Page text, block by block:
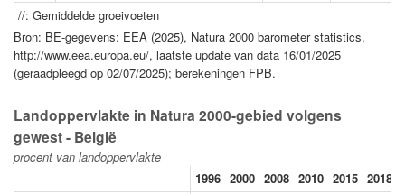
//: Gemiddelde groeivoeten
Bron: BE-gegevens: EEA (2025), Natura 2000 barometer statistics,
http://www.eea.europa.eu/, laatste update van data 16/01/2025
(geraadpleegd op 02/07/2025); berekeningen FPB.
Landoppervlakte in Natura 2000-gebied volgens
gewest - België
procent van landoppervlakte
1996 2000 2008 2010 2015 2018